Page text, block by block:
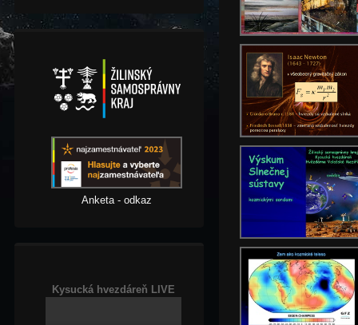
Anketa - odkaz
Kysucká hvezdáreň LIVE